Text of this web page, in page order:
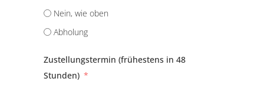
Nein, wie oben
Abholung
Zustellungstermin (frühestens in 48
Stunden)